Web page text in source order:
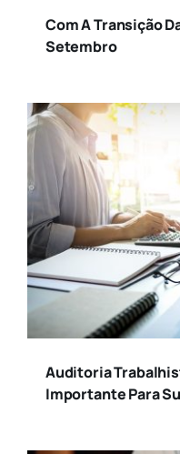
Com A Transição
Setembro
Auditoria
Importante Para